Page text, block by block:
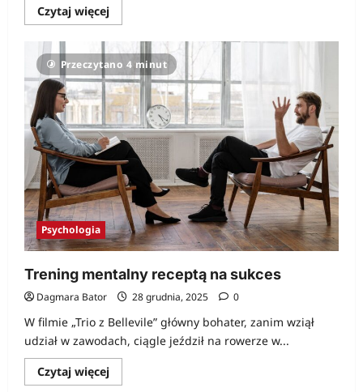
Czytaj więcejDowiedz
się
Czy
zdajesz
sobie
sprawę
z
wpływu
innych?
Przeczytano 4 minut
Psychologia
Trening mentalny receptą na sukces
Dagmara Bator 28 grudnia, 2025 0
W filmie „Trio z Bellevile” główny bohater, zanim wziął
udział w zawodach, ciągle jeździł na rowerze w...
Czytaj więcejDowiedz
się